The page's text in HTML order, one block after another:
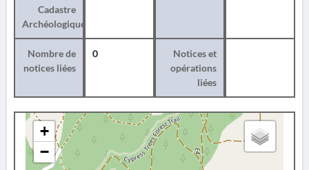
Cadastre
Archéologique
Nombre de
notices liées
0
Notices et
opérations
liées
+
−